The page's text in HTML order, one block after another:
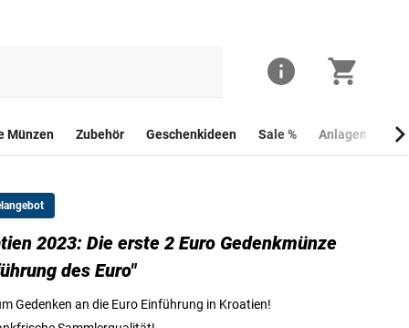
Münzen Zubehör Geschenkideen Sale % Anlagemünzen
Die Vorderseite der ersten 2-Euro-Gedenkmünze Kroatiens "Einführung
2023: Die erste 2 Euro Gedenkmünze
des Euro"
Gedenken an die Euro Einführung in Kroatien!